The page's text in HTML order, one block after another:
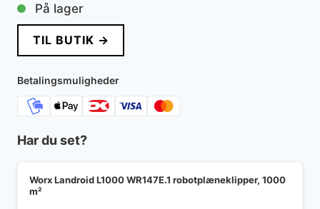
På lager
TIL BUTIK →
Betalingsmuligheder
Har du set?
Worx Landroid L1000 WR147E.1 robotplæneklipper, 1000
m²